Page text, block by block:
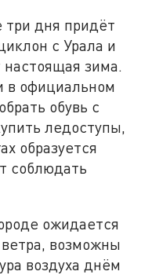
дня придёт
с Урала и
зима.
в официальном
обувь с
ледоступы,
образуется
соблюдать
ожидается
возможны
воздуха днём